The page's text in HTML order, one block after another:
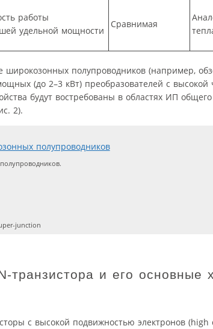
работы
удельной мощности
Сравнимая
полупроводников (например,
(до 2–3 кВт) преобразователей с высокой
будут востребованы в областях ИП
2).
junction
транзистора и его основные
с высокой подвижностью электронов (high